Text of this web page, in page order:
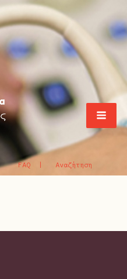
FAQ | Αναζήτηση